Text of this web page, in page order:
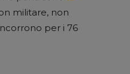
militare, non
per i 76